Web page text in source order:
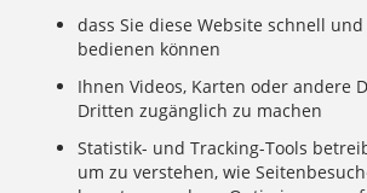
Mary Ward 400: Mary Wards erster
Spirituelle Impulse
Zeitschrift: Spiritualität konkret
Gemeinschaft
dass Sie diese Website schnell
bedienen können
Ihnen Videos, Karten oder andere
Dritten zugänglich zu machen
Statistik- und Tracking-Tools
um zu verstehen, wie